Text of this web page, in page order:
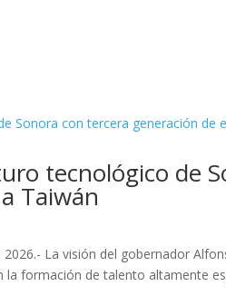
tecnológico de
Taiwán
La visión del gobernador
formación de talento altamente